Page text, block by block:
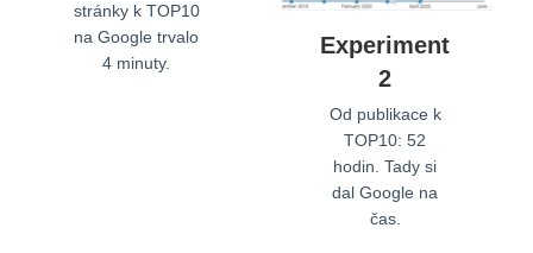
stránky k TOP10
na Google trvalo
4 minuty.
Experiment
2
Od publikace k
TOP10: 52
hodin. Tady si
dal Google na
čas.